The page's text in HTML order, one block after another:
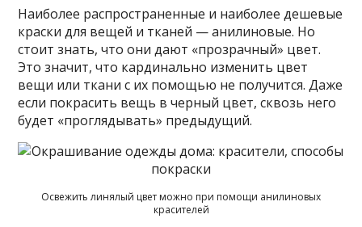
Наиболее распространенные и наиболее дешевые
краски для вещей и тканей — анилиновые. Но
стоит знать, что они дают «прозрачный» цвет.
Это значит, что кардинально изменить цвет
вещи или ткани с их помощью не получится. Даже
если покрасить вещь в черный цвет, сквозь него
будет «проглядывать» предыдущий.
Освежить линялый цвет можно при помощи анилиновых
красителей